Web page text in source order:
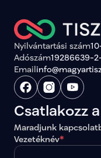
Nyilvántartási szám
Adószám19286639-
Email
Csatlakozz
Maradjunk
Vezetéknév*